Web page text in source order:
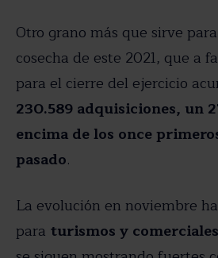
Otro grano más que sirve
cosecha de este 2021, que a
para el cierre del ejercicio
230.589 adquisiciones, un
encima de los once
pasado.
La evolución en noviembre
para turismos y comerciales